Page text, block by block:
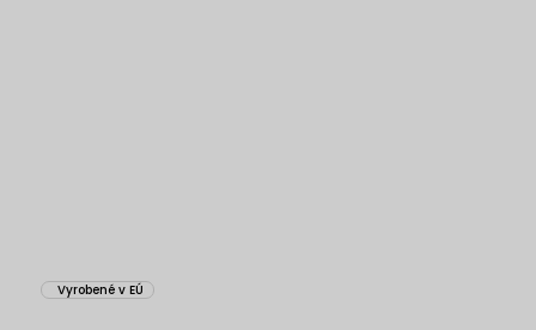
Vyrobené v EÚ